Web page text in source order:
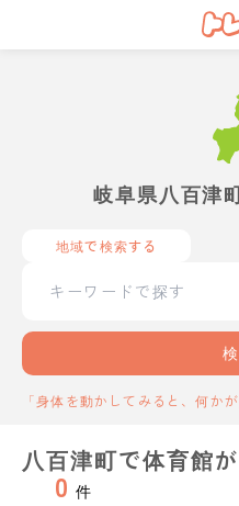
岐阜県八百津
地域で検索する
「身体を動かしてみると、何か
八百津町で体育館
0 件